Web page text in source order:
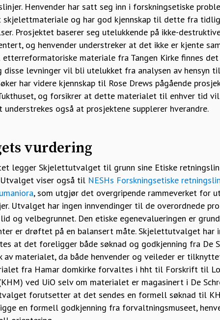
Henvender har satt seg inn i forskningsetiske
skjelettmateriale og har god kjennskap til dette fra
Prosjektet baserer seg utelukkende på ikke-
og henvender understreker at det ikke er kjente
materiale fra Tangen Kirke finnes
disse levninger vil bli utelukket fra analysen av hensyn
har videre kjennskap til Rose Drews pågående
og forsikrer at dette materialet til enhver tid
også at prosjektene supplerer hverandre.
vurdering
legger Skjelettutvalget til grunn sine Etiske
viser også til NESHs Forskningsetiske
, som utgjør det overgripende rammeverket for
Utvalget har ingen innvendinger til de overordnede
og velbegrunnet. Den etiske egenevalueringen er
er drøftet på en balansert måte. Skjelettutvalget
at det foreligger både søknad og godkjenning fra De
av materialet, da både henvender og veileder er
fra Hamar domkirke forvaltes i hht til Forskrift til
ved UiO selv om materialet er magasinert i De
forutsetter at det sendes en formell søknad til
en formell godkjenning fra forvaltningsmuseet,